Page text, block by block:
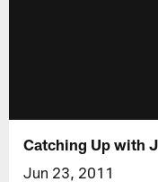
Catching Up with
Jun 23, 2011